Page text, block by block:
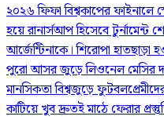
২০২৬ ফিফা বিশ্বকাপের ফাইনালে
হয়ে রানার্সআপ হিসেবে টুর্নামেন্ট
আর্জেন্টিনাকে। শিরোপা হাতছাড়া
পুরো আসর জুড়ে লিওনেল মেসির
মানসিকতা বিশ্বজুড়ে
কাটিয়ে খুব দ্রুতই মাঠে ফেরার